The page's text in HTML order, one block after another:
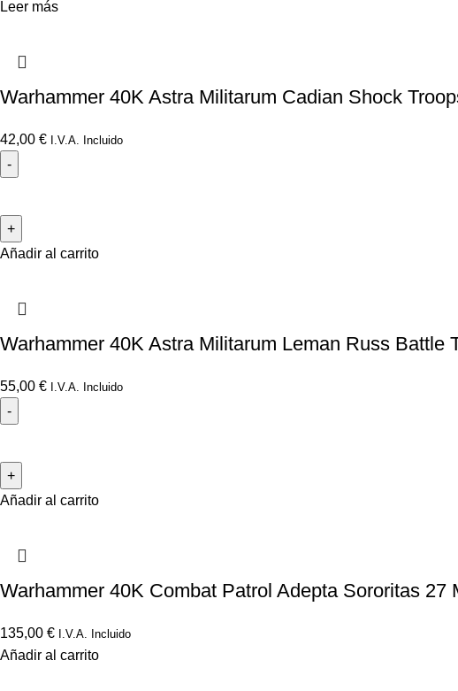
Leer más
Warhammer 40K Astra Militarum Cadian Shock
42,00 € I.V.A. Incluido
Añadir al carrito
Warhammer 40K Astra Militarum Leman Russ Battle
55,00 € I.V.A. Incluido
Añadir al carrito
Warhammer 40K Combat Patrol Adepta Sororitas 27
135,00 € I.V.A. Incluido
Añadir al carrito